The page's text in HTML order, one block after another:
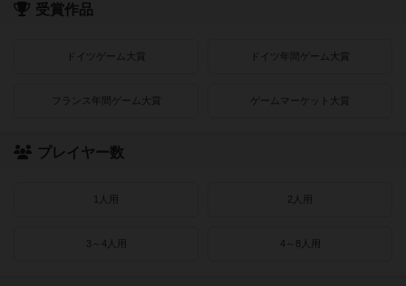
受賞作品
ドイツゲーム大賞 ドイツ年間ゲーム大賞
フランス年間ゲーム大賞 ゲームマーケット大賞
プレイヤー数
1人用 2人用
3～4人用 4～8人用